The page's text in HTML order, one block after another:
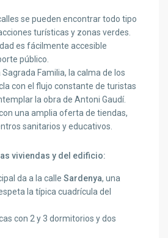
se pueden encontrar todo tipo
turísticas y zonas verdes.
es fácilmente accesible
público.
Sagrada Familia, la calma de los
con el flujo constante de turistas
la obra de Antoni Gaudí.
una amplia oferta de tiendas,
sanitarios y educativos.
viviendas y del edificio:
da a la calleSardenya, una
la típica cuadrícula del
con 2 y 3 dormitorios y dos